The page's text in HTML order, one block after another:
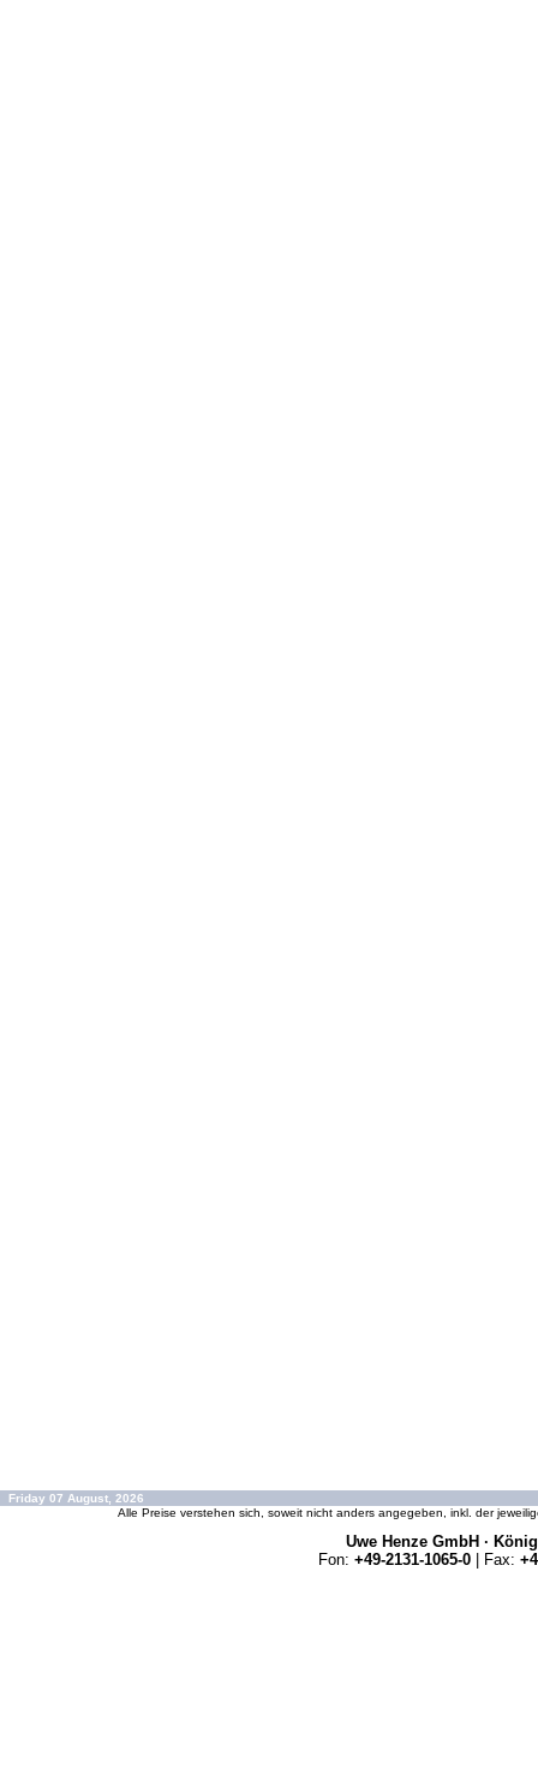
Friday 07 August, 2026
Alle Preise verstehen sich, soweit nicht anders angegeben, inkl. der
Uwe Henze GmbH ·
Fon: +49-2131-1065-0 | Fax: